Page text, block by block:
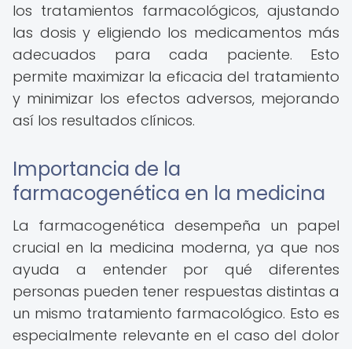
los tratamientos farmacológicos, ajustando
las dosis y eligiendo los medicamentos más
adecuados para cada paciente. Esto
permite maximizar la eficacia del tratamiento
y minimizar los efectos adversos, mejorando
así los resultados clínicos.
Importancia de la
farmacogenética en la medicina
La farmacogenética desempeña un papel
crucial en la medicina moderna, ya que nos
ayuda a entender por qué diferentes
personas pueden tener respuestas distintas a
un mismo tratamiento farmacológico. Esto es
especialmente relevante en el caso del dolor